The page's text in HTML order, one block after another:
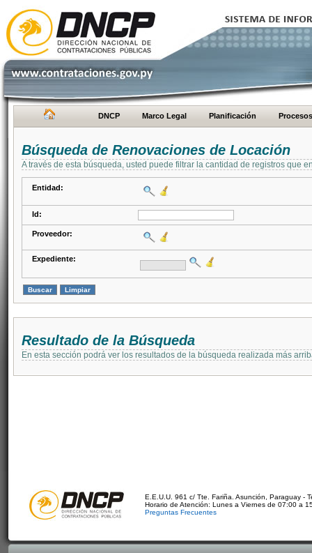
DNCP Marco Legal Planificación Procesos
Búsqueda de Renovaciones de Locación
A través de esta búsqueda, usted puede filtrar la cantidad de registros que
Entidad:
Id:
Proveedor:
Expediente:
Resultado de la Búsqueda
En esta sección podrá ver los resultados de la búsqueda realizada más
E.E.U.U. 961 c/ Tte. Fariña. Asunción, Paraguay -
Horario de Atención: Lunes a Viernes de 07:00 a
Preguntas Frecuentes